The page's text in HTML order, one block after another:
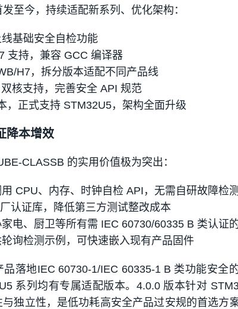
至今，持续适配新系列、优化架构：
基础安全自检功能
支持，兼容 GCC 编译器
H7，拆分版本适配不同产品线
核支持，完善安全 API 规范
，正式支持 STM32U5，架构全面升级
降本增效
CLASSB 的实用价值极为突出：
CPU、内存、时钟自检 API，无需自研故障检
认证库，降低第三方测试整改成本
电、厨卫等所有需 IEC 60730/60335 B 类认证
询检测示例，可快速嵌入现有产品固件
落地IEC 60730-1/IEC 60335-1 B 类功能安全
系列均有专属适配版本。4.0.0 版本针对
独立性，是低功耗高安全产品过安规的首选方